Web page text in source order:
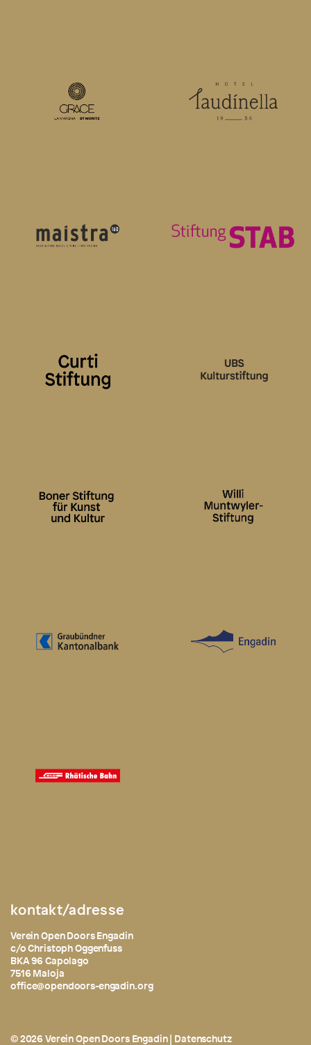
kontakt/adresse
Verein Open Doors Engadin
c/o Christoph Oggenfuss
BKA 96 Capolago
7516 Maloja
office@opendoors-engadin.org
© 2026 Verein Open Doors Engadin | Datenschutz